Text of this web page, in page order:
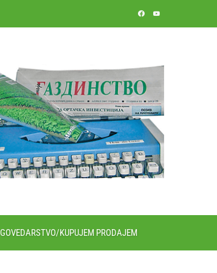
GOVEDARSTVO/KUPUJEM PRODAJEM